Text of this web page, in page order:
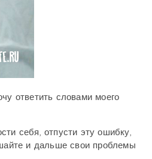
ответить словами моего
себя, отпусти эту ошибку,
и дальше свои проблемы